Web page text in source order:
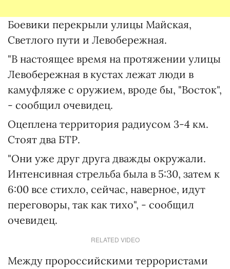
Боевики перекрыли улицы Майская,
Светлого пути и Левобережная.
"В настоящее время на протяжении улицы
Левобережная в кустах лежат люди в
камуфляже с оружием, вроде бы, "Восток",
- сообщил очевидец.
Оцеплена территория радиусом 3-4 км.
Стоят два БТР.
"Они уже друг друга дважды окружали.
Интенсивная стрельба была в 5:30, затем к
6:00 все стихло, сейчас, наверное, идут
переговоры, так как тихо", - сообщил
очевидец.
RELATED VIDEO
Между пророссийскими террористами